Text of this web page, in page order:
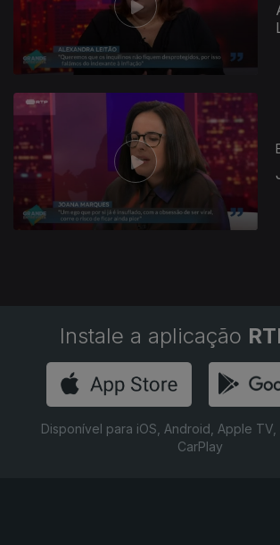
738665
Instale a aplicação
Disponível para iOS, Android, Apple
CarPlay